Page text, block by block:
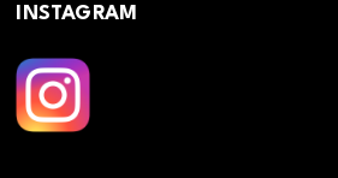
INSTAGRAM